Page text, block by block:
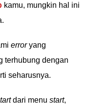
kamu, mungkin hal ini
erroryang
terhubung dengan
seharusnya.
dari menu start,